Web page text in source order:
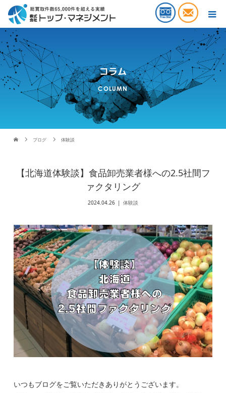
コラム
COLUMN
ブログ 体験談
【北海道体験談】食品卸売業者様への2.5社間フ
ァクタリング
2024.04.26 体験談
いつもブログをご覧いただきありがとうございます。